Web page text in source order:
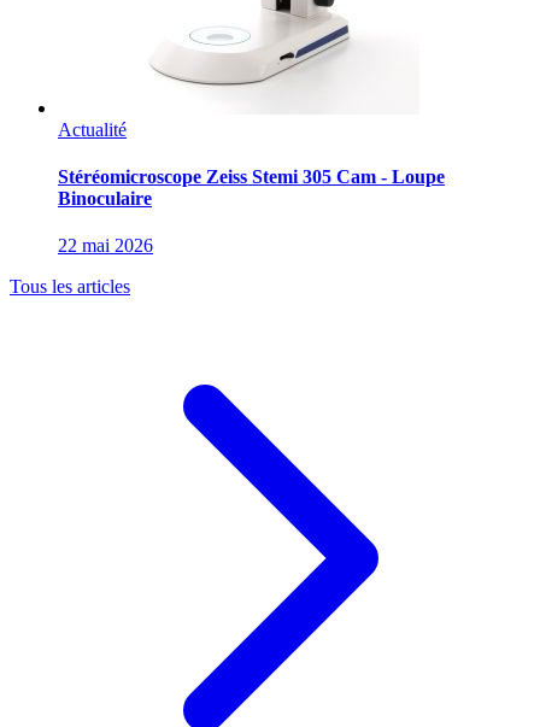
Actualité
Stéréomicroscope Zeiss Stemi 305 Cam - Loupe
Binoculaire
22 mai 2026
Tous les articles